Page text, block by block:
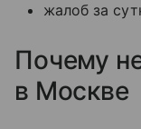
жалоб за
Почему
в Москве